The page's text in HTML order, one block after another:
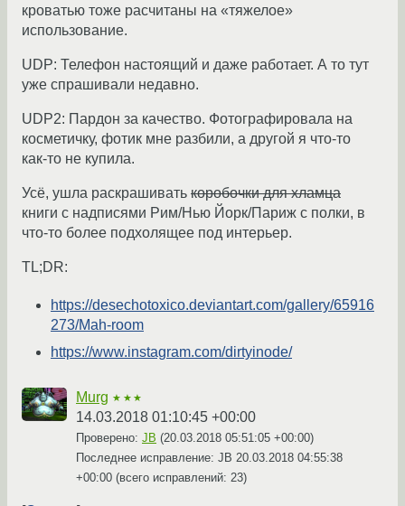
кроватью тоже расчитаны на «тяжелое»
использование.
UDP: Телефон настоящий и даже работает. А то тут
уже спрашивали недавно.
UDP2: Пардон за качество. Фотографировала на
косметичку, фотик мне разбили, а другой я что-то
как-то не купила.
Усё, ушла раскрашивать коробочки для хламца
книги с надписями Рим/Нью Йорк/Париж с полки, в
что-то более подхолящее под интерьер.
TL;DR:
https://desechotoxico.deviantart.com/gallery/65916
273/Mah-room
https://www.instagram.com/dirtyinode/
Murg ★★★
14.03.2018 01:10:45 +00:00
Проверено: JB (20.03.2018 05:51:05 +00:00)
Последнее исправление: JB 20.03.2018 04:55:38
+00:00 (всего исправлений: 23)